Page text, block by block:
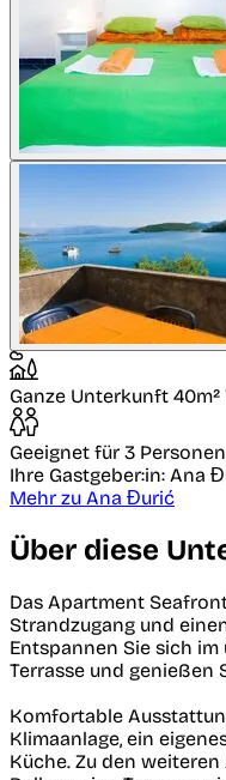
Ganze Unterkunft
Geeignet für 3 Personen
Ihre Gastgeber:in: Ana
Mehr zu Ana Đurić
Über diese
Das Apartment
Strandzugang und
Entspannen Sie sich
Terrasse und genießen
Komfortable
Klimaanlage, ein
Küche. Zu den